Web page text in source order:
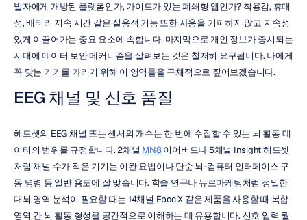
발자에게 개방된 플랫폼인가, 가이드가 있는 폐쇄형 앱인가? 착용감, 휴대
성, 배터리 지속 시간 같은 실용적 기능 또한 사용을 기피하지 않고 지속성
있게 이끌어가는 중요 요소에 속합니다. 마지막으로 개인 정보가 중시되는
시대에 데이터 보안 메커니즘을 살펴보는 것은 철저히 요구됩니다. 나에게
꼭 맞는 기기를 가리기 위해 이 영역들을 구체적으로 짚어보겠습니다.
EEG 채널 및 신호 품질
헤드셋의 EEG 채널 또는 센서의 개수는 한 번에 수집할 수 있는 뇌 활동 데
이터의 범위를 규정합니다. 2채널 MN8 이어버드나 5채널 Insight 헤드셋
처럼 채널 수가 적은 기기는 이완 요법이나 단순 뇌-컴퓨터 인터페이스 구
동 명령 등 일반 용도에 잘 맞습니다. 학술 연구나 뉴로마케팅처럼 정밀한
대뇌 영역 분석이 필요할 때는 14채널 Epoc X 같은 제품을 사용할 때 복합
영역 간 뇌 활동 형성을 공간적으로 이해하는 데 유용합니다. 신호 입력 퀄